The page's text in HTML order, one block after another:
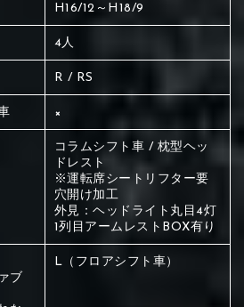
ている場所を選択
類からご選択ください。
ている部分にカラ
H16/12～H18/9
4人
R / RS
×
コラムシフト車 / 枕型ヘッ
ドレスト
※運転席シートリフター要
穴開け加工
外見：ヘッドライト丸目4灯
1列目アームレストBOX有り
ブ
L（フロアシフト車）